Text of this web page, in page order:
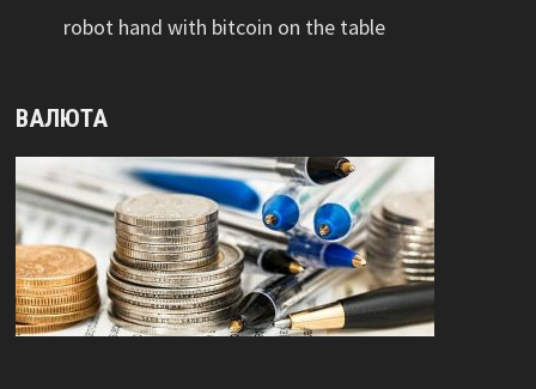
robot hand with bitcoin on the table
ВАЛЮТА